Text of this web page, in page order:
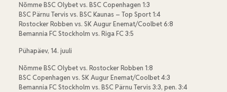
Nõmme BSC Olybet vs. BSC Copenhagen 1:3
BSC Pärnu Tervis vs. BSC Kaunas – Top Sport 1:4
Rostocker Robben vs. SK Augur Enemat/Coolbet 6:8
Bemannia FC Stockholm vs. Riga FC 3:5
Pühapäev, 14. juuli
Nõmme BSC Olybet vs. Rostocker Robben 1:8
BSC Copenhagen vs. SK Augur Enemat/Coolbet 4:3
Bemannia FC Stockholm vs. BSC Pärnu Tervis 3:3, pen. 3:4